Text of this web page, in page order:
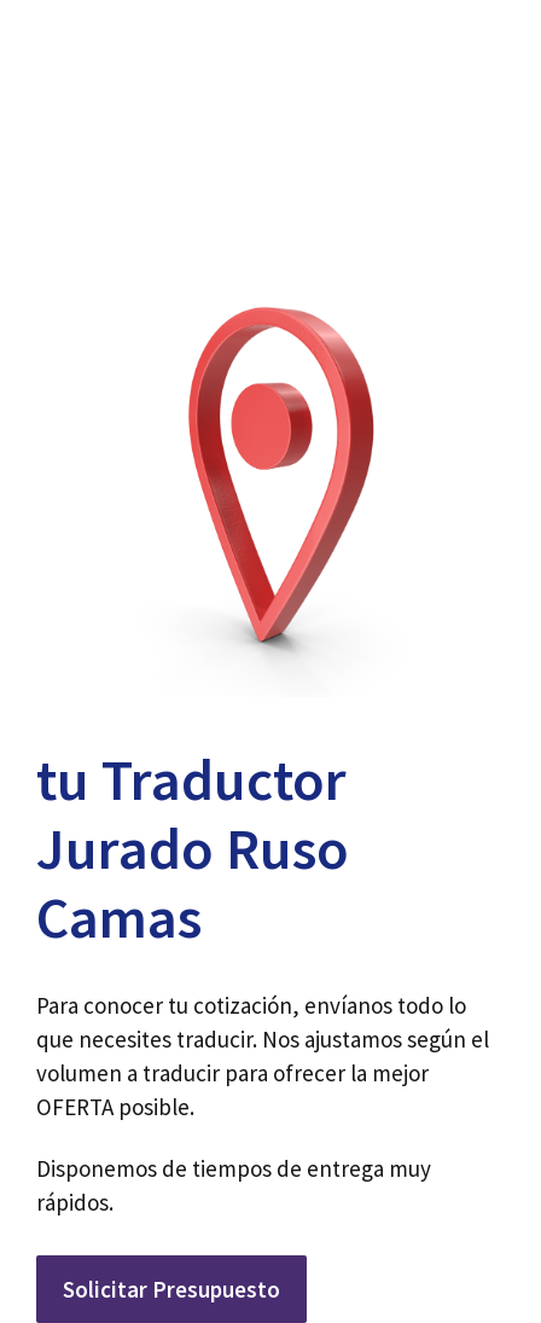
tu Traductor
Jurado Ruso
Camas
Para conocer tu cotización, envíanos todo lo
que necesites traducir. Nos ajustamos según el
volumen a traducir para ofrecer la mejor
OFERTA posible.
Disponemos de tiempos de entrega muy
rápidos.
Solicitar Presupuesto